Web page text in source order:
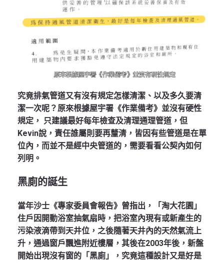
究竟排氣管道又有沒有規定怎樣清潔、以及多久要清
潔一次呢？原來根據屋宇署《作業備考》並沒有硬性
規定， 只建議最好每年檢查及清理通理管道，但
Kevin說，責任誰屬則要再釐清，皆因有些管道是在單
位內，而並不是經中央管道的，需要看看公契內如何
列明。
黑廁的誕生
當年沙士《專家委員會報告》曾指出，「淘大花園」
住戶因開動浴室抽氣扇時，把浴室內現有或新產生的
污染液滴帶到天井位，之後隨著天井內的天然氣流上
升，通過窗戶飄進附近樓層，其後在2003年後，新盤
開始出現沒有窗的「黑廁」，究竟這種設計又是好是